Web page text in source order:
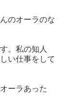
のオーラのな
。私の知人
い仕事をして
ーラあった